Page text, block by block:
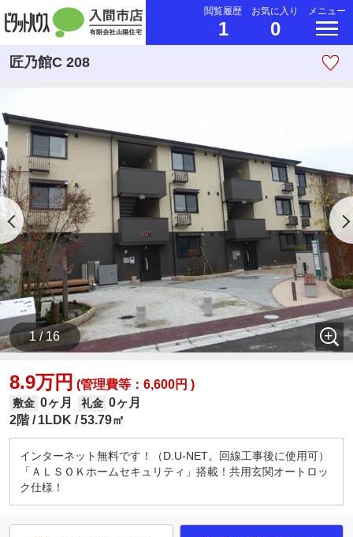
閲覧履歴
1
お気に入り
0
メニュー
匠乃館C 208
1 / 16
8.9万円 (管理費等：6,600円 )
敷金 0ヶ月 礼金 0ヶ月
2階
1LDK 53.79㎡
インターネット無料です！（D.U-NET。回線工事後に使用可）
「ＡＬＳＯＫホームセキュリティ」搭載！共用玄関オートロッ
ク仕様！